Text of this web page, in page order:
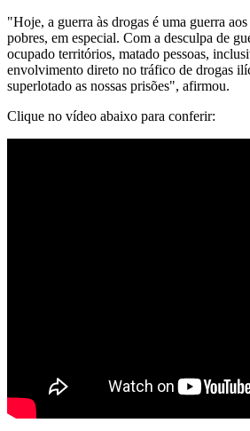
"Hoje, a guerra às drogas é uma guerra
pobres, em especial. Com a desculpa de
ocupado territórios, matado pessoas,
envolvimento direto no tráfico de drogas
superlotado as nossas prisões", afirmou.
Clique no vídeo abaixo para conferir: